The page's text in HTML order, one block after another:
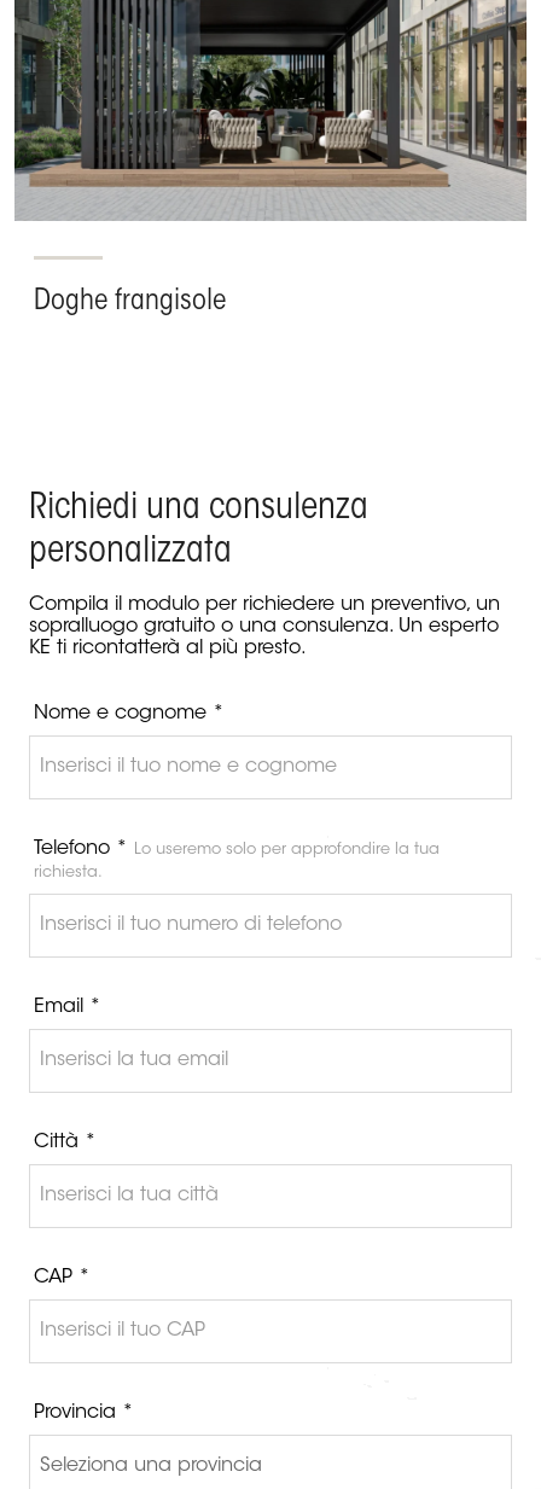
Doghe frangisole
Richiedi una consulenza
personalizzata
Compila il modulo per richiedere un preventivo, un
sopralluogo gratuito o una consulenza. Un esperto
KE ti ricontatterà al più presto.
Nome e cognome *
Telefono *
Lo useremo solo per approfondire la tua
richiesta.
Email *
Città *
CAP *
Provincia *